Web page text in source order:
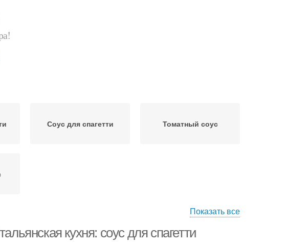
Соус для спагетти Томатный соус
Показать все
кухня: соус для спагетти